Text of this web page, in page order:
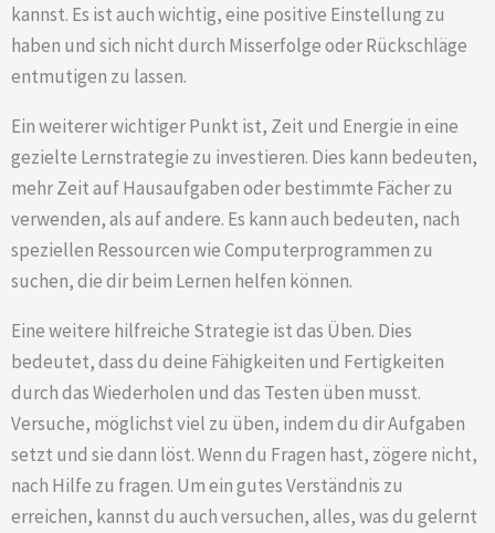
kannst. Es ist auch wichtig, eine positive Einstellung zu
haben und sich nicht durch Misserfolge oder Rückschläge
entmutigen zu lassen.
Ein weiterer wichtiger Punkt ist, Zeit und Energie in eine
gezielte Lernstrategie zu investieren. Dies kann bedeuten,
mehr Zeit auf Hausaufgaben oder bestimmte Fächer zu
verwenden, als auf andere. Es kann auch bedeuten, nach
speziellen Ressourcen wie Computerprogrammen zu
suchen, die dir beim Lernen helfen können.
Eine weitere hilfreiche Strategie ist das Üben. Dies
bedeutet, dass du deine Fähigkeiten und Fertigkeiten
durch das Wiederholen und das Testen üben musst.
Versuche, möglichst viel zu üben, indem du dir Aufgaben
setzt und sie dann löst. Wenn du Fragen hast, zögere nicht,
nach Hilfe zu fragen. Um ein gutes Verständnis zu
erreichen, kannst du auch versuchen, alles, was du gelernt